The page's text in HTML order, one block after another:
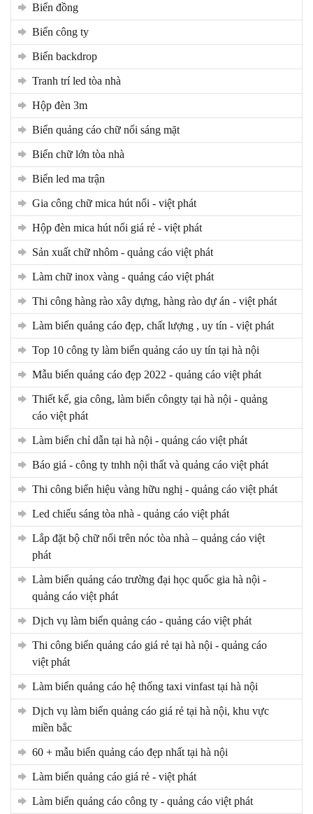
biển đồng
biển công ty
biển backdrop
tranh trí led tòa nhà
hộp đèn 3m
biển quảng cáo chữ nổi sáng mặt
biển chữ lớn tòa nhà
biển led ma trận
gia công chữ mica hút nổi - việt phát
hộp đèn mica hút nổi giá rẻ - việt phát
sản xuất chữ nhôm - quảng cáo việt phát
làm chữ inox vàng - quảng cáo việt phát
thi công hàng rào xây dựng, hàng rào dự án - việt phát
làm biển quảng cáo đẹp, chất lượng , uy tín - việt phát
top 10 công ty làm biển quảng cáo uy tín tại hà nội
mẫu biển quảng cáo đẹp 2022 - quảng cáo việt phát
thiết kế, gia công, làm biển côngty tại hà nội - quảng
cáo việt phát
làm biển chỉ dẫn tại hà nội - quảng cáo việt phát
báo giá - công ty tnhh nội thất và quảng cáo việt phát
thi công biển hiệu vàng hữu nghị - quảng cáo việt phát
led chiếu sáng tòa nhà - quảng cáo việt phát
lắp đặt bộ chữ nổi trên nóc tòa nhà – quảng cáo việt
phát
làm biển quảng cáo trường đại học quốc gia hà nội -
quảng cáo việt phát
dịch vụ làm biển quảng cáo - quảng cáo việt phát
thi công biển quảng cáo giá rẻ tại hà nội - quảng cáo
việt phát
làm biển quảng cáo hệ thống taxi vinfast tại hà nội
dịch vụ làm biển quảng cáo giá rẻ tại hà nội, khu vực
miền bắc
60 + mẫu biển quảng cáo đẹp nhất tại hà nội
làm biển quảng cáo giá rẻ - việt phát
làm biển quảng cáo công ty - quảng cáo việt phát